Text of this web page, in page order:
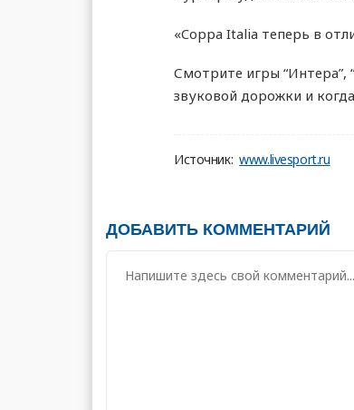
«Coppa Italia теперь в
Смотрите игры “Интера”,
звуковой дорожки и
Источник: www.livesport.ru
ДОБАВИТЬ КОММЕНТАРИЙ